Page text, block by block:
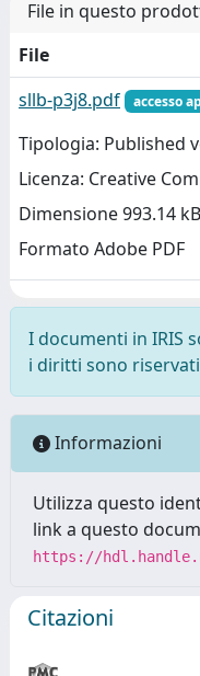
File in questo
File
sllb-p3j8.pdf
accesso
Tipologia: Published
Licenza: Creative
Dimensione 993.14 kB
Formato Adobe PDF
I documenti in IRIS
i diritti sono
Informazioni
Utilizza questo
link a questo
https://
Citazioni